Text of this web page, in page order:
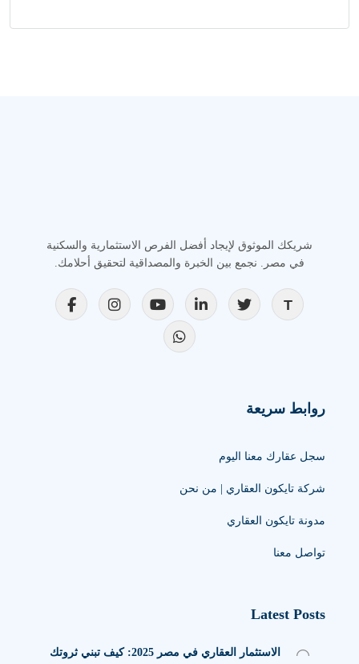
شريكك الموثوق لإيجاد أفضل الفرص الاستثمارية والسكنية
في مصر. نجمع بين الخبرة والمصداقية لتحقيق أحلامك.
روابط سريعة
سجل عقارك معنا اليوم
شركة تايكون العقاري | من نحن
مدونة تايكون العقاري
تواصل معنا
Latest Posts
الاستثمار العقاري في مصر 2025: كيف تبني ثروتك